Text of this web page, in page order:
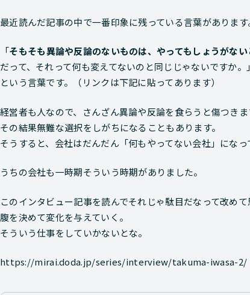
最近読んだ記事の中で一番印象に残っている言葉があります
「そもそも異論や反論のないものは、やってもしょうがない
だって、それって何も変えてないのと同じじゃないですか。」
という言葉です。（リンクは下記に貼ってあります）
経営者も人なので、さんざん異論や反論を食らうと傷つきま
その結果無難な選択をしがちになることもあります。
そうすると、会社はだんだん「何もやってない会社」になっ
うちの会社も一時期そういう時期がありました。
このインタビュー記事を読んでそれじゃ駄目だなって改めて
腹を決めて変化を与えていく。
そういう仕事をしていかないとな。
https://mirai.doda.jp/series/interview/takuma-iwasa-2/